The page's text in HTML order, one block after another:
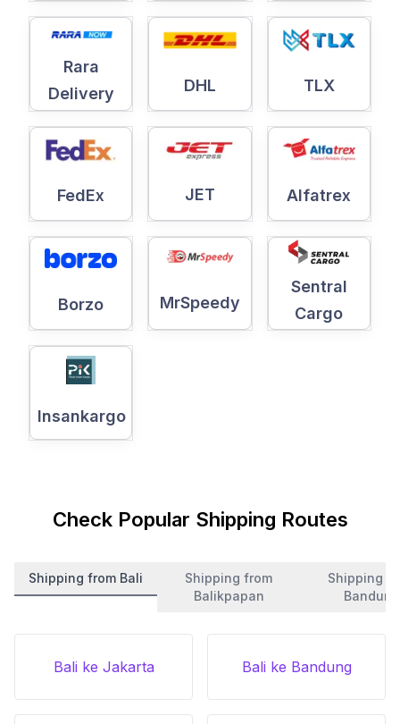
Rara
Delivery
DHL TLX
FedEx JET Alfatrex
Borzo MrSpeedy
Sentral
Cargo
Insankargo
Check Popular Shipping Routes
Shipping from Bali
Shipping from
Balikpapan
Shipping
Bandung
Bali ke Jakarta Bali ke Bandung